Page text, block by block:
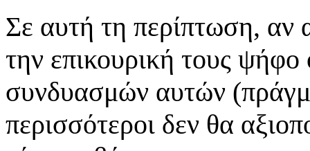
Σε αυτή τη περίπτωση, αν
την επικουρική τους
συνδυασμών αυτών
περισσότεροι δεν θα